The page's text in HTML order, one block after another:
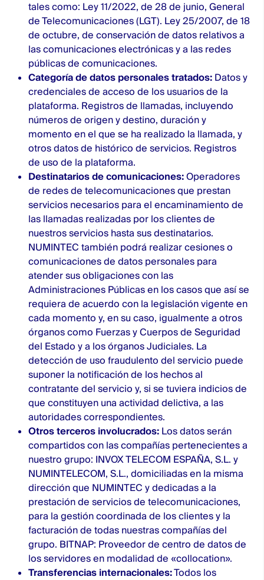
tales como: Ley 11/2022, de 28 de junio, General
de Telecomunicaciones (LGT). Ley 25/2007, de 18
de octubre, de conservación de datos relativos a
las comunicaciones electrónicas y a las redes
públicas de comunicaciones.
Categoría de datos personales tratados: Datos y
credenciales de acceso de los usuarios de la
plataforma. Registros de llamadas, incluyendo
números de origen y destino, duración y
momento en el que se ha realizado la llamada, y
otros datos de histórico de servicios. Registros
de uso de la plataforma.
Destinatarios de comunicaciones:Operadores
de redes de telecomunicaciones que prestan
servicios necesarios para el encaminamiento de
las llamadas realizadas por los clientes de
nuestros servicios hasta sus destinatarios.
NUMINTEC también podrá realizar cesiones o
comunicaciones de datos personales para
atender sus obligaciones con las
Administraciones Públicas en los casos que así se
requiera de acuerdo con la legislación vigente en
cada momento y, en su caso, igualmente a otros
órganos como Fuerzas y Cuerpos de Seguridad
del Estado y a los órganos Judiciales. La
detección de uso fraudulento del servicio puede
suponer la notificación de los hechos al
contratante del servicio y, si se tuviera indicios de
que constituyen una actividad delictiva, a las
autoridades correspondientes.
Otros terceros involucrados: Los datos serán
compartidos con las compañías pertenecientes a
nuestro grupo: INVOX TELECOM ESPAÑA, S.L. y
NUMINTELECOM, S.L., domiciliadas en la misma
dirección que NUMINTEC y dedicadas a la
prestación de servicios de telecomunicaciones,
para la gestión coordinada de los clientes y la
facturación de todas nuestras compañías del
grupo. BITNAP: Proveedor de centro de datos de
los servidores en modalidad de «collocation».
Transferencias internacionales:Todos los